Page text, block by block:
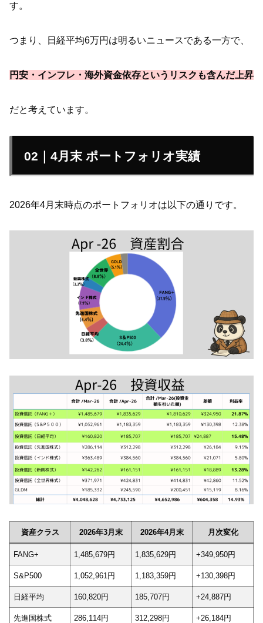
す。
つまり、日経平均6万円は明るいニュースである一方で、
円安・インフレ・海外資金依存というリスクも含んだ上昇
だと考えています。
02｜4月末 ポートフォリオ実績
2026年4月末時点のポートフォリオは以下の通りです。
資産クラス 2026年3月末 2026年4月末 月次変化
FANG+ 1,485,679円 1,835,629円 +349,950円
S&P500 1,052,961円 1,183,359円 +130,398円
日経平均 160,820円 185,707円 +24,887円
先進国株式 286,114円 312,298円 +26,184円